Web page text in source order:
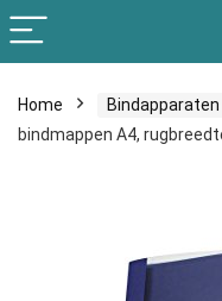
Home Bindapparaten
bindmappen A4,